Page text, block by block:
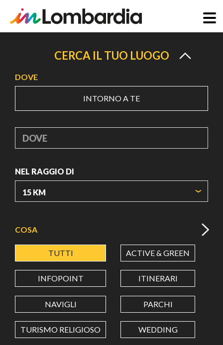
principale
CERCA IL TUO LUOGO
DOVE
INTORNO A TE
DOVE
NEL RAGGIO DI
LATITUDINE
LONGITUDINE
Value in decimal degrees. Use dot (.) as decimal separator.
COSA
TUTTI ACTIVE & GREEN
INFOPOINT ITINERARI
NAVIGLI PARCHI
TURISMO RELIGIOSO WEDDING